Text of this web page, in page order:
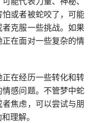
或者被蛇咬了，可能
克服一些挑战。如果
在面对一些复杂的情
在经历一些转化和转
感问题。不管梦中蛇
焦虑，可以尝试与朋
理解。